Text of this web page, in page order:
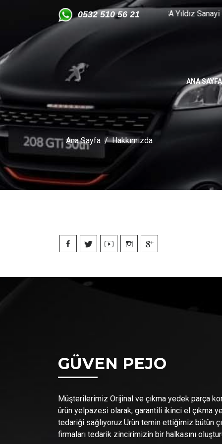
0532 510 56 21
GÜVEN PEJO ÇIKMA YEDEK PARÇA Yıldız Sanayi Sitesi
ANA SAYFA
Ana Sayfa Hakkımızda
GÜVEN PEJO
Müşterilerimiz Orijinal ve çıkma yedek parça
ürün yelpazesi olarak, garantili ikinci el çıkma
tedariği sağlıyoruz.Ürün temin ettiğimiz bütün
firmaları tedarik zincirimizin bir halkasını